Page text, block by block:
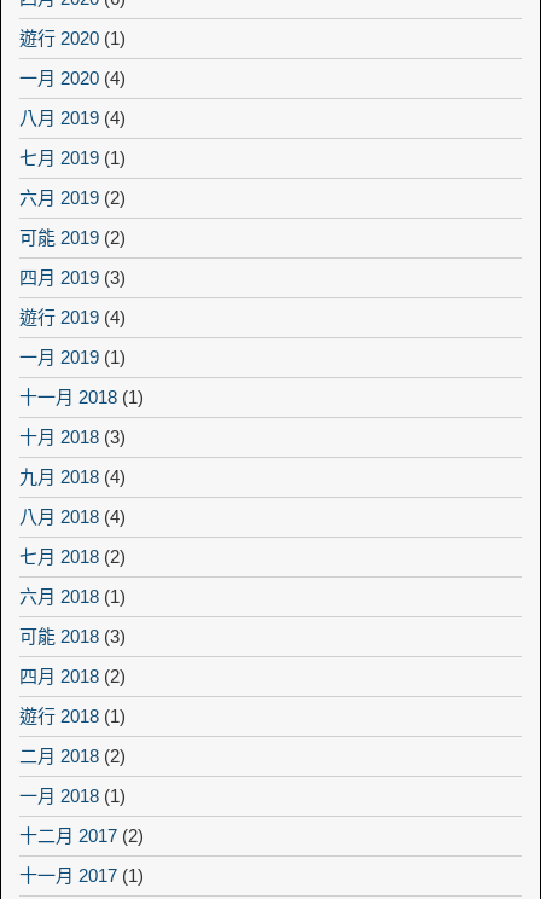
遊行 2020 (1)
一月 2020 (4)
八月 2019 (4)
七月 2019 (1)
六月 2019 (2)
可能 2019 (2)
四月 2019 (3)
遊行 2019 (4)
一月 2019 (1)
十一月 2018 (1)
十月 2018 (3)
九月 2018 (4)
八月 2018 (4)
七月 2018 (2)
六月 2018 (1)
可能 2018 (3)
四月 2018 (2)
遊行 2018 (1)
二月 2018 (2)
一月 2018 (1)
十二月 2017 (2)
十一月 2017 (1)